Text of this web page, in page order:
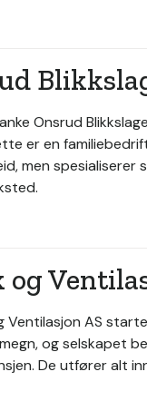
Onsrud
er en
men spesialiserer
Ventilasjon AS
og selskapet
De utfører alt